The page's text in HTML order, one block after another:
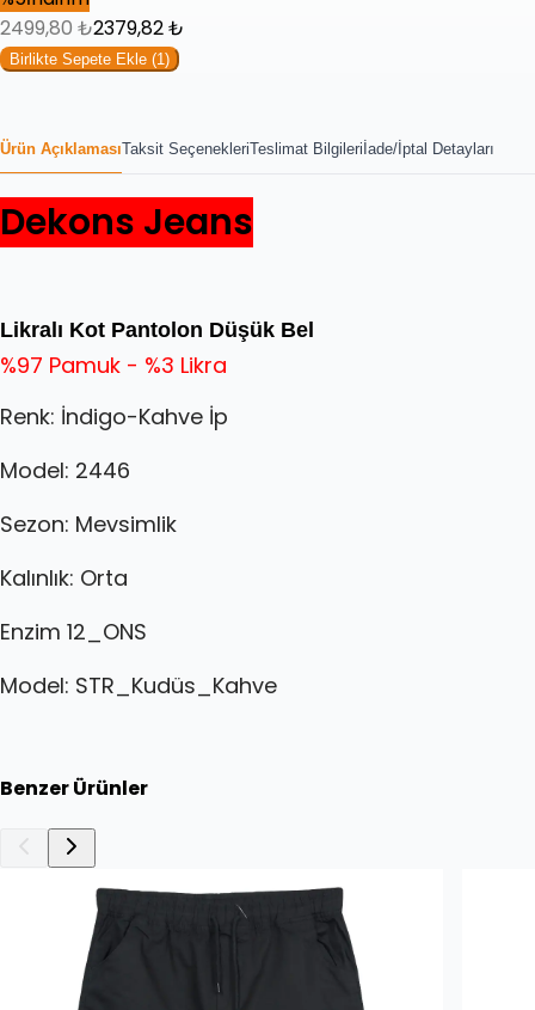
2499,80 ₺2379,82₺
Birlikte Sepete Ekle (1 )
Ürün AçıklamasıTaksit SeçenekleriTeslimat Bilgileri İade/İptal Detayları
Dekons Jeans
Likralı Kot Pantolon Düşük Bel
%97 Pamuk - %3 Likra
Renk: İndigo-Kahve İp
Model: 2446
Sezon: Mevsimlik
Kalınlık: Orta
Enzim 12_ONS
Model: STR_Kudüs_Kahve
Benzer Ürünler